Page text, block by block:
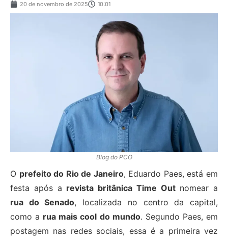
20 de novembro de 2025 10:01
Blog do PCO
O prefeito do Rio de Janeiro, Eduardo Paes, está em
festa após a revista britânica Time Outnomear a
rua do Senado, localizada no centro da capital,
como a rua mais cool do mundo. Segundo Paes, em
postagem nas redes sociais, essa é a primeira vez